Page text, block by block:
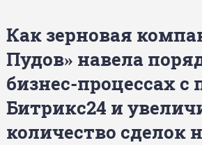
Как зерновая
Пудов» навела
бизнес-процессах
Битрикс24 и
количество сделок